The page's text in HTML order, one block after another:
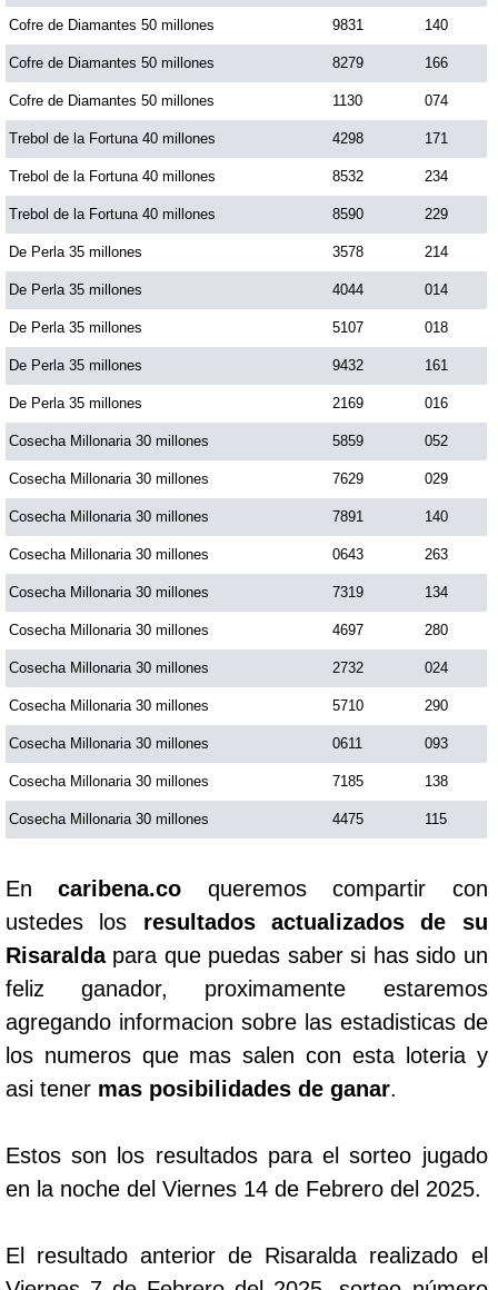
Cofre de Diamantes 50 millones 9831 140
Cofre de Diamantes 50 millones 8279 166
Cofre de Diamantes 50 millones 1130 074
Trebol de la Fortuna 40 millones 4298 171
Trebol de la Fortuna 40 millones 8532 234
Trebol de la Fortuna 40 millones 8590 229
De Perla 35 millones 3578 214
De Perla 35 millones 4044 014
De Perla 35 millones 5107 018
De Perla 35 millones 9432 161
De Perla 35 millones 2169 016
Cosecha Millonaria 30 millones 5859 052
Cosecha Millonaria 30 millones 7629 029
Cosecha Millonaria 30 millones 7891 140
Cosecha Millonaria 30 millones 0643 263
Cosecha Millonaria 30 millones 7319 134
Cosecha Millonaria 30 millones 4697 280
Cosecha Millonaria 30 millones 2732 024
Cosecha Millonaria 30 millones 5710 290
Cosecha Millonaria 30 millones 0611 093
Cosecha Millonaria 30 millones 7185 138
Cosecha Millonaria 30 millones 4475 115
Encaribena.co queremos compartir con
ustedes los resultados actualizados de su
Risaraldapara que puedas saber si has sido un
feliz ganador, proximamente estaremos
agregando informacion sobre las estadisticas de
los numeros que mas salen con esta loteria y
asi tener mas posibilidades de ganar.
Estos son los resultados para el sorteo jugado
en la noche del Viernes 14 de Febrero del 2025.
El resultado anterior de Risaralda realizado el